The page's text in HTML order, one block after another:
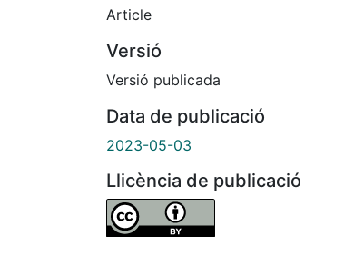
Article
Versió
Versió publicada
Data de publicació
2023-05-03
Llicència de publicació